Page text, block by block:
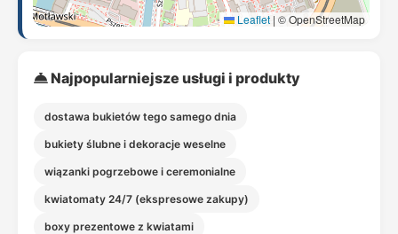
Leaflet | © OpenStreetMap
Najpopularniejsze usługi i produkty
dostawa bukietów tego samego dnia
bukiety ślubne i dekoracje weselne
wiązanki pogrzebowe i ceremonialne
kwiatomaty 24/7 (ekspresowe zakupy)
boxy prezentowe z kwiatami